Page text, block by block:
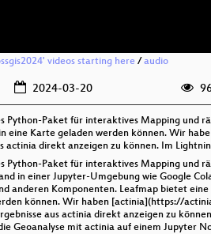
videos starting here/ audio
2024-03-20
Paket für interaktives Mapping und
eine Karte geladen werden können. Wir
direkt anzeigen zu können. Im
Paket für interaktives Mapping und
in einer Jupyter-Umgebung wie Google
anderen Komponenten. Leafmap bietet
können. Wir haben [actinia](https://
aus actinia direkt anzeigen zu
mit actinia auf einem Jupyter